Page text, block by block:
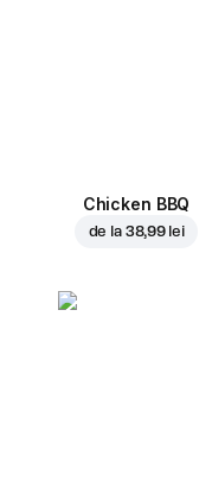
Chicken BBQ
de la 38,99 lei